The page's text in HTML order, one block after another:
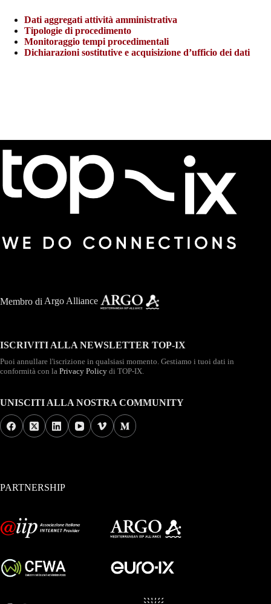
Dati aggregati attività amministrativa
Tipologie di procedimento
Monitoraggio tempi procedimentali
Dichiarazioni sostitutive e acquisizione d’ufficio dei dati
Membro di Argo Alliance
ISCRIVITI ALLA NEWSLETTER TOP-IX
Puoi annullare l'iscrizione in qualsiasi momento. Gestiamo i tuoi dati in
conformità con la Privacy Policy di TOP-IX.
UNISCITI ALLA NOSTRA COMMUNITY
PARTNERSHIP